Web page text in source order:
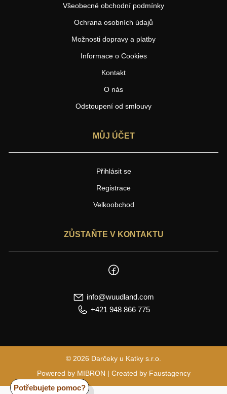
Všeobecné obchodní podmínky
Ochrana osobních údajů
Možnosti dopravy a platby
Informace o Cookies
Kontakt
O nás
Odstoupení od smlouvy
MŮJ ÚČET
Přihlásit se
Registrace
Velkoobchod
ZŮSTAŇTE V KONTAKTU
info@wuudland.com
+421 948 866 775
© 2026 Darčeky u Katky s.r.o.
Powered by MIBRON | Created by Faustagency
Potřebujete pomoc?